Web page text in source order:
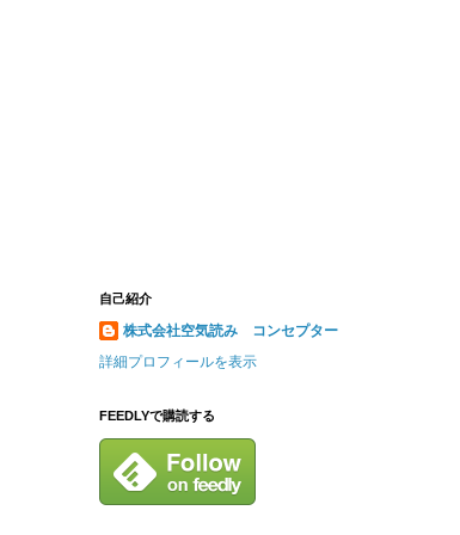
自己紹介
株式会社空気読み コンセプター
詳細プロフィールを表示
FEEDLYで購読する